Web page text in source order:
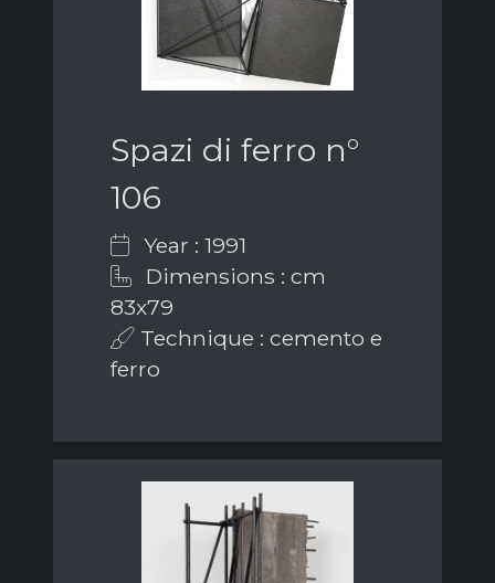
Spazi di ferro n°
106
Year : 1991
Dimensions : cm
83x79
Technique : cemento e
ferro